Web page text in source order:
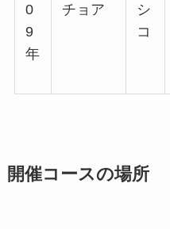
0
9
年
チョア
シ
コ
開催コースの場所